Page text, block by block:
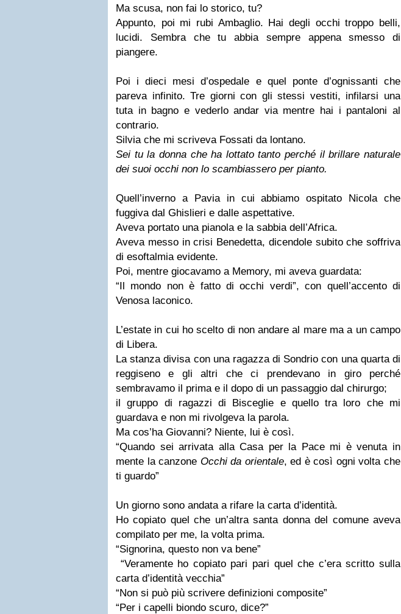
Ma scusa, non fai lo storico, tu?
Appunto, poi mi rubi Ambaglio. Hai degli occhi troppo belli,
lucidi. Sembra che tu abbia sempre appena smesso di
piangere.
Poi i dieci mesi d’ospedale e quel ponte d’ognissanti che
pareva infinito. Tre giorni con gli stessi vestiti, infilarsi una
tuta in bagno e vederlo andar via mentre hai i pantaloni al
contrario.
Silvia che mi scriveva Fossati da lontano.
Sei tu la donna che ha lottato tanto perché il brillare naturale
dei suoi occhi non lo scambiassero per pianto.
Quell’inverno a Pavia in cui abbiamo ospitato Nicola che
fuggiva dal Ghislieri e dalle aspettative.
Aveva portato una pianola e la sabbia dell’Africa.
Aveva messo in crisi Benedetta, dicendole subito che soffriva
di esoftalmia evidente.
Poi, mentre giocavamo a Memory, mi aveva guardata:
“Il mondo non è fatto di occhi verdi”, con quell’accento di
Venosa laconico.
L’estate in cui ho scelto di non andare al mare ma a un campo
di Libera.
La stanza divisa con una ragazza di Sondrio con una quarta di
reggiseno e gli altri che ci prendevano in giro perché
sembravamo il prima e il dopo di un passaggio dal chirurgo;
il gruppo di ragazzi di Bisceglie e quello tra loro che mi
guardava e non mi rivolgeva la parola.
Ma cos’ha Giovanni? Niente, lui è così.
“Quando sei arrivata alla Casa per la Pace mi è venuta in
mente la canzone Occhi da orientale, ed è così ogni volta che
ti guardo”
Un giorno sono andata a rifare la carta d’identità.
Ho copiato quel che un’altra santa donna del comune aveva
compilato per me, la volta prima.
“Signorina, questo non va bene”
“Veramente ho copiato pari pari quel che c’era scritto sulla
carta d’identità vecchia”
“Non si può più scrivere definizioni composite”
“Per i capelli biondo scuro, dice?”